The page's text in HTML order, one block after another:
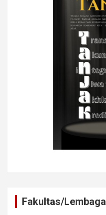
Fakultas/Lembaga